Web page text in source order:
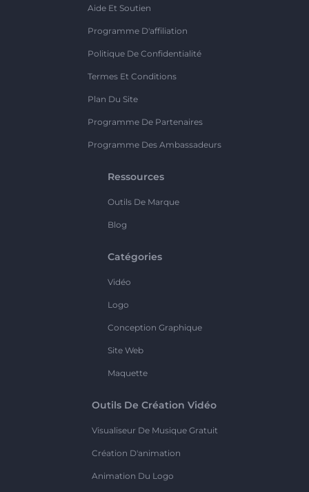
Aide Et Soutien
Programme D'affiliation
Politique De Confidentialité
Termes Et Conditions
Plan Du Site
Programme De Partenaires
Programme Des Ambassadeurs
Ressources
Outils De Marque
Blog
Catégories
Vidéo
Logo
Conception Graphique
Site Web
Maquette
Outils De Création Vidéo
Visualiseur De Musique Gratuit
Création D'animation
Animation Du Logo